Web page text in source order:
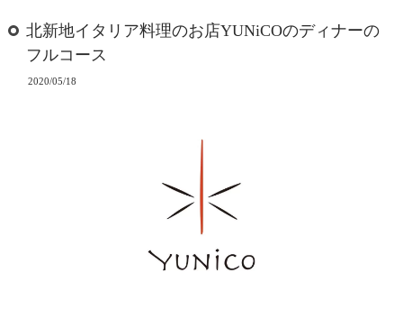
北新地イタリア料理のお店YUNiCOのディナーの
フルコース
2020/05/18